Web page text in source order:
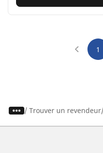
1
/ Trouver un revendeur